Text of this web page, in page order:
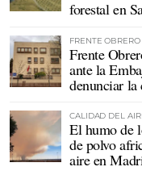
forestal en
FRENTE OBRERO
Frente
ante la
denunciar
CALIDAD DEL
El humo de
de polvo
aire en